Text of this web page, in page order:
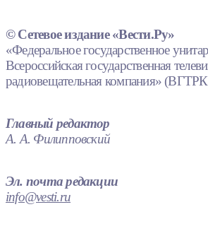
© Сетевое издание «Вести.Ру»
«Федеральное государственное
Всероссийская государственная
радиовещательная компания»
Главный редактор
А. А. Филипповский
Эл. почта редакции
info@vesti.ru